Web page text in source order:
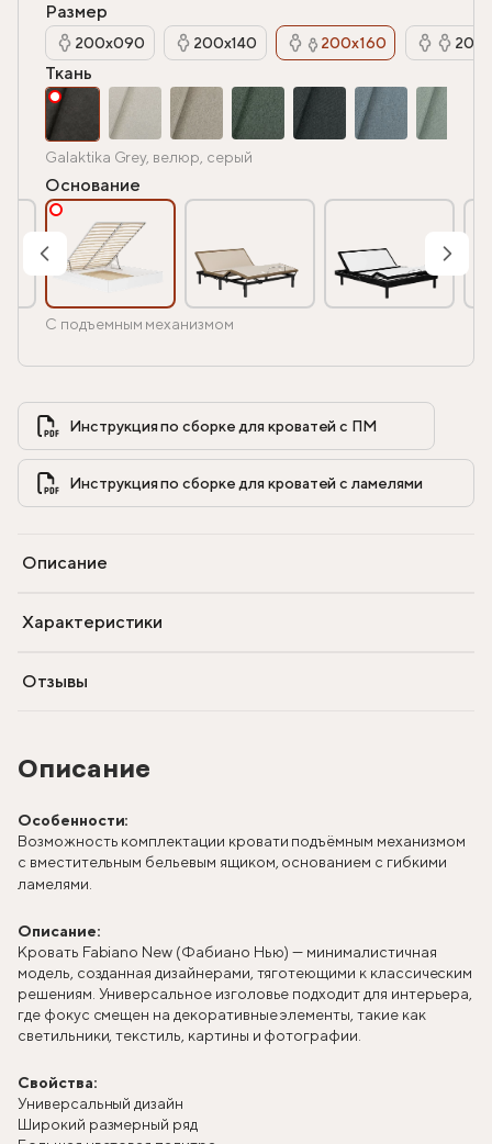
Описание
Особенности:
Возможность комплектации кровати подъёмным механизмом
с вместительным бельевым ящиком, основанием с гибкими
ламелями.
Описание:
Кровать Fabiano New (Фабиано Нью) — минималистичная
модель, созданная дизайнерами, тяготеющими к классическим
решениям. Универсальное изголовье подходит для интерьера,
где фокус смещен на декоративные элементы, такие как
светильники, текстиль, картины и фотографии.
Свойства:
Универсальный дизайн
Широкий размерный ряд
Размер
200х090 200х140 200х160
Ткань
Galaktika Grey, велюр, серый
Основание
С подъемным механизмом
Инструкция по сборке для кроватей с ПМ
Описание
Характеристики
Отзывы